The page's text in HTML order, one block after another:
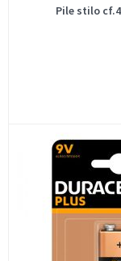
Pile stilo